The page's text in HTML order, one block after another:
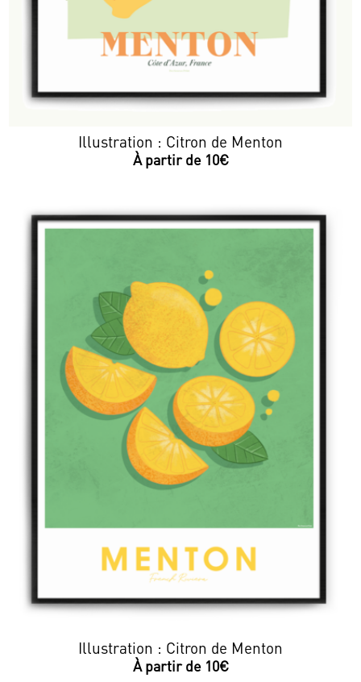
Illustration : Citron de Menton
Illustration : Citron de Menton